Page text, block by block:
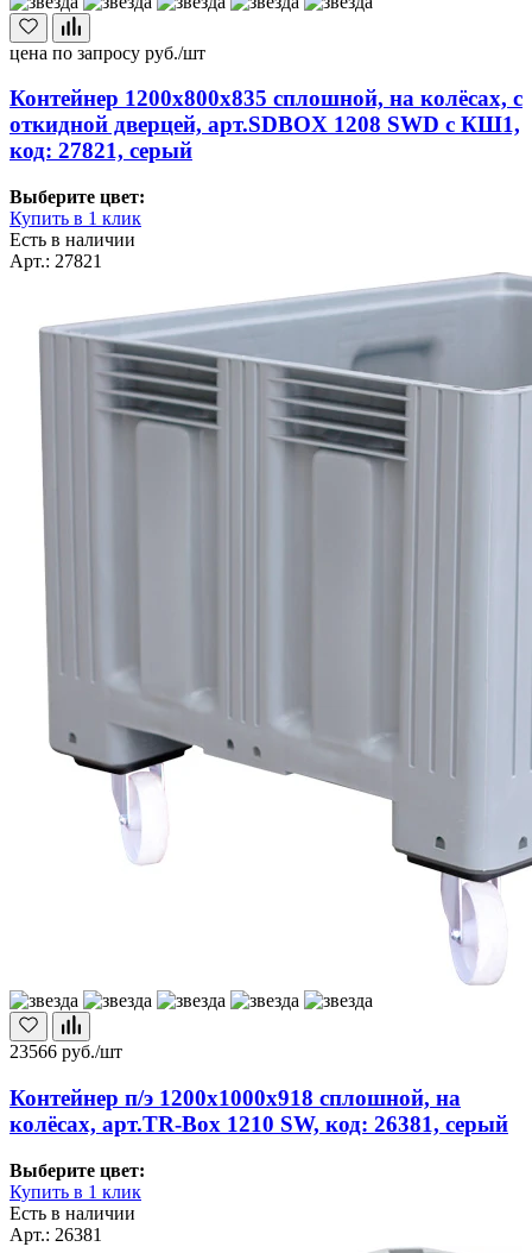
цена по запросу руб./шт
Контейнер 1200х800х835 сплошной, на колёсах, с
откидной дверцей, арт.SDBOX 1208 SWD с КШ1,
код: 27821, серый
Выберите цвет:
Купить в 1 клик
Есть в наличии
Арт.: 27821
23566 руб./шт
Контейнер п/э 1200х1000х918 сплошной, на
колёсах, арт.TR-Box 1210 SW, код: 26381, серый
Выберите цвет:
Купить в 1 клик
Есть в наличии
Арт.: 26381